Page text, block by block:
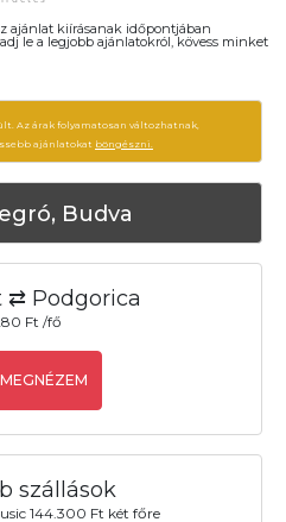
ajánlat kiírásanak időpontjában
le a legjobb ajánlatokról, kövess minket
Az árak folyamatosan változhatnak,
ajánlatokat böngészni.
Budva
⇄ Podgorica
Ft /fő
MEGNÉZEM
szállások
144.300 Ft két főre